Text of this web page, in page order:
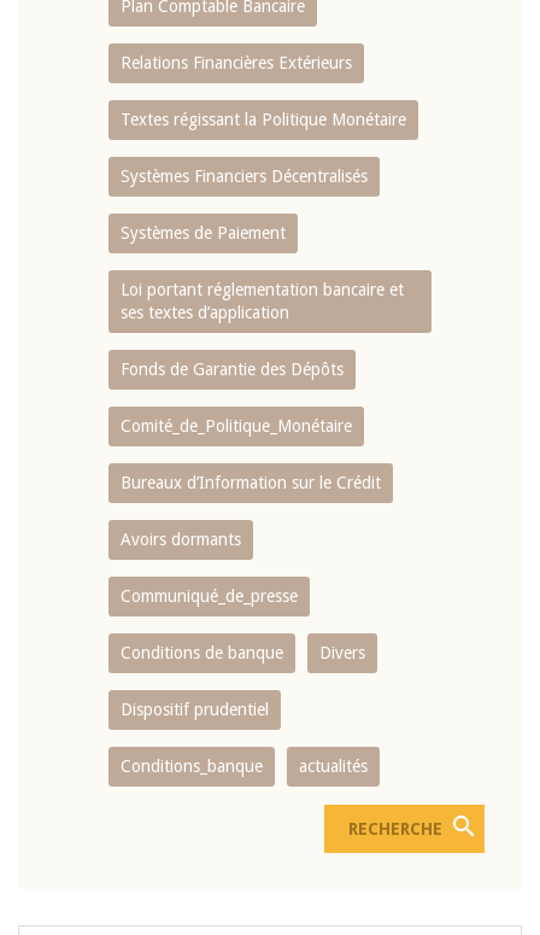
Plan Comptable Bancaire
Relations Financières Extérieurs
Textes régissant la Politique Monétaire
Systèmes Financiers Décentralisés
Systèmes de Paiement
Loi portant réglementation bancaire et
ses textes d’application
Fonds de Garantie des Dépôts
Comité_de_Politique_Monétaire
Bureaux d’Information sur le Crédit
Avoirs dormants
Communiqué_de_presse
Conditions de banque Divers
Dispositif prudentiel
Conditions_banque actualités